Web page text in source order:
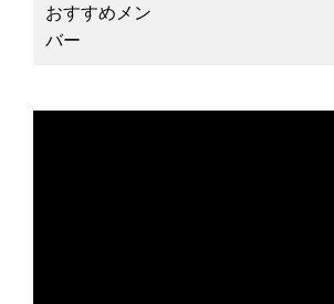
おすすめメン
バー